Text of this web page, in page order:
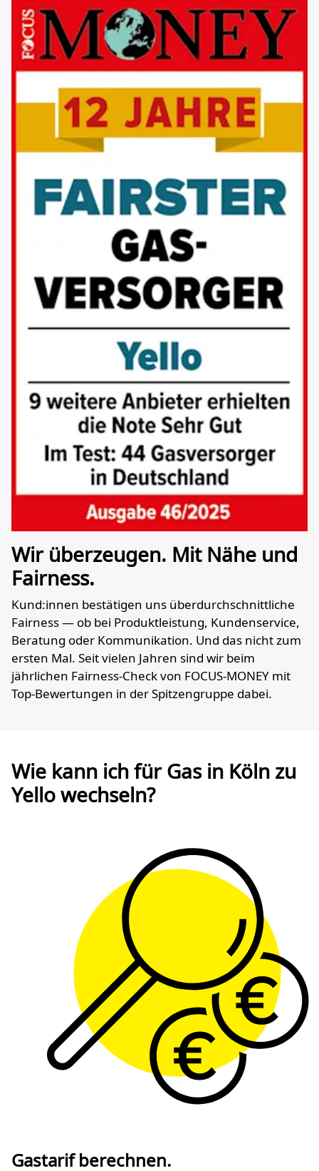
Wir überzeugen. Mit Nähe und
Fairness.
Kund:innen bestätigen uns überdurchschnittliche
Fairness — ob bei Produktleistung, Kundenservice,
Beratung oder Kommunikation. Und das nicht zum
ersten Mal. Seit vielen Jahren sind wir beim
jährlichen Fairness-Check von FOCUS-MONEY mit
Top-Bewertungen in der Spitzengruppe dabei.
Wie kann ich für Gas in Köln zu
Yello wechseln?
Gastarif berechnen.